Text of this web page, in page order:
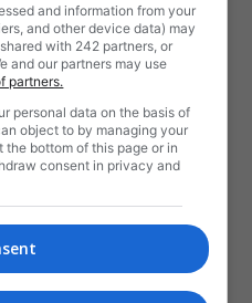
and information from your
and other device data) may
with 242 partners, or
and our partners may use
partners.
personal data on the basis of
object to by managing your
bottom of this page or in
consent in privacy and